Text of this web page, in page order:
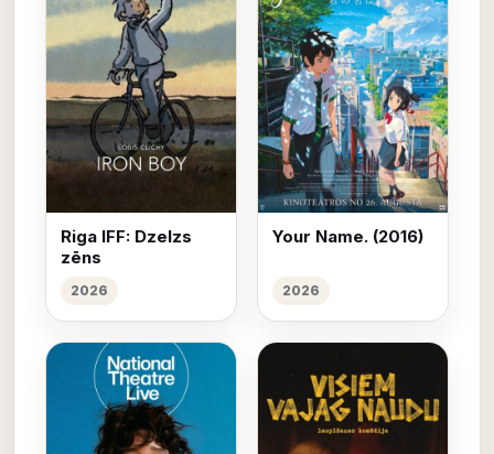
Riga IFF: Dzelzs
zēns
2026
Your Name. (2016)
2026